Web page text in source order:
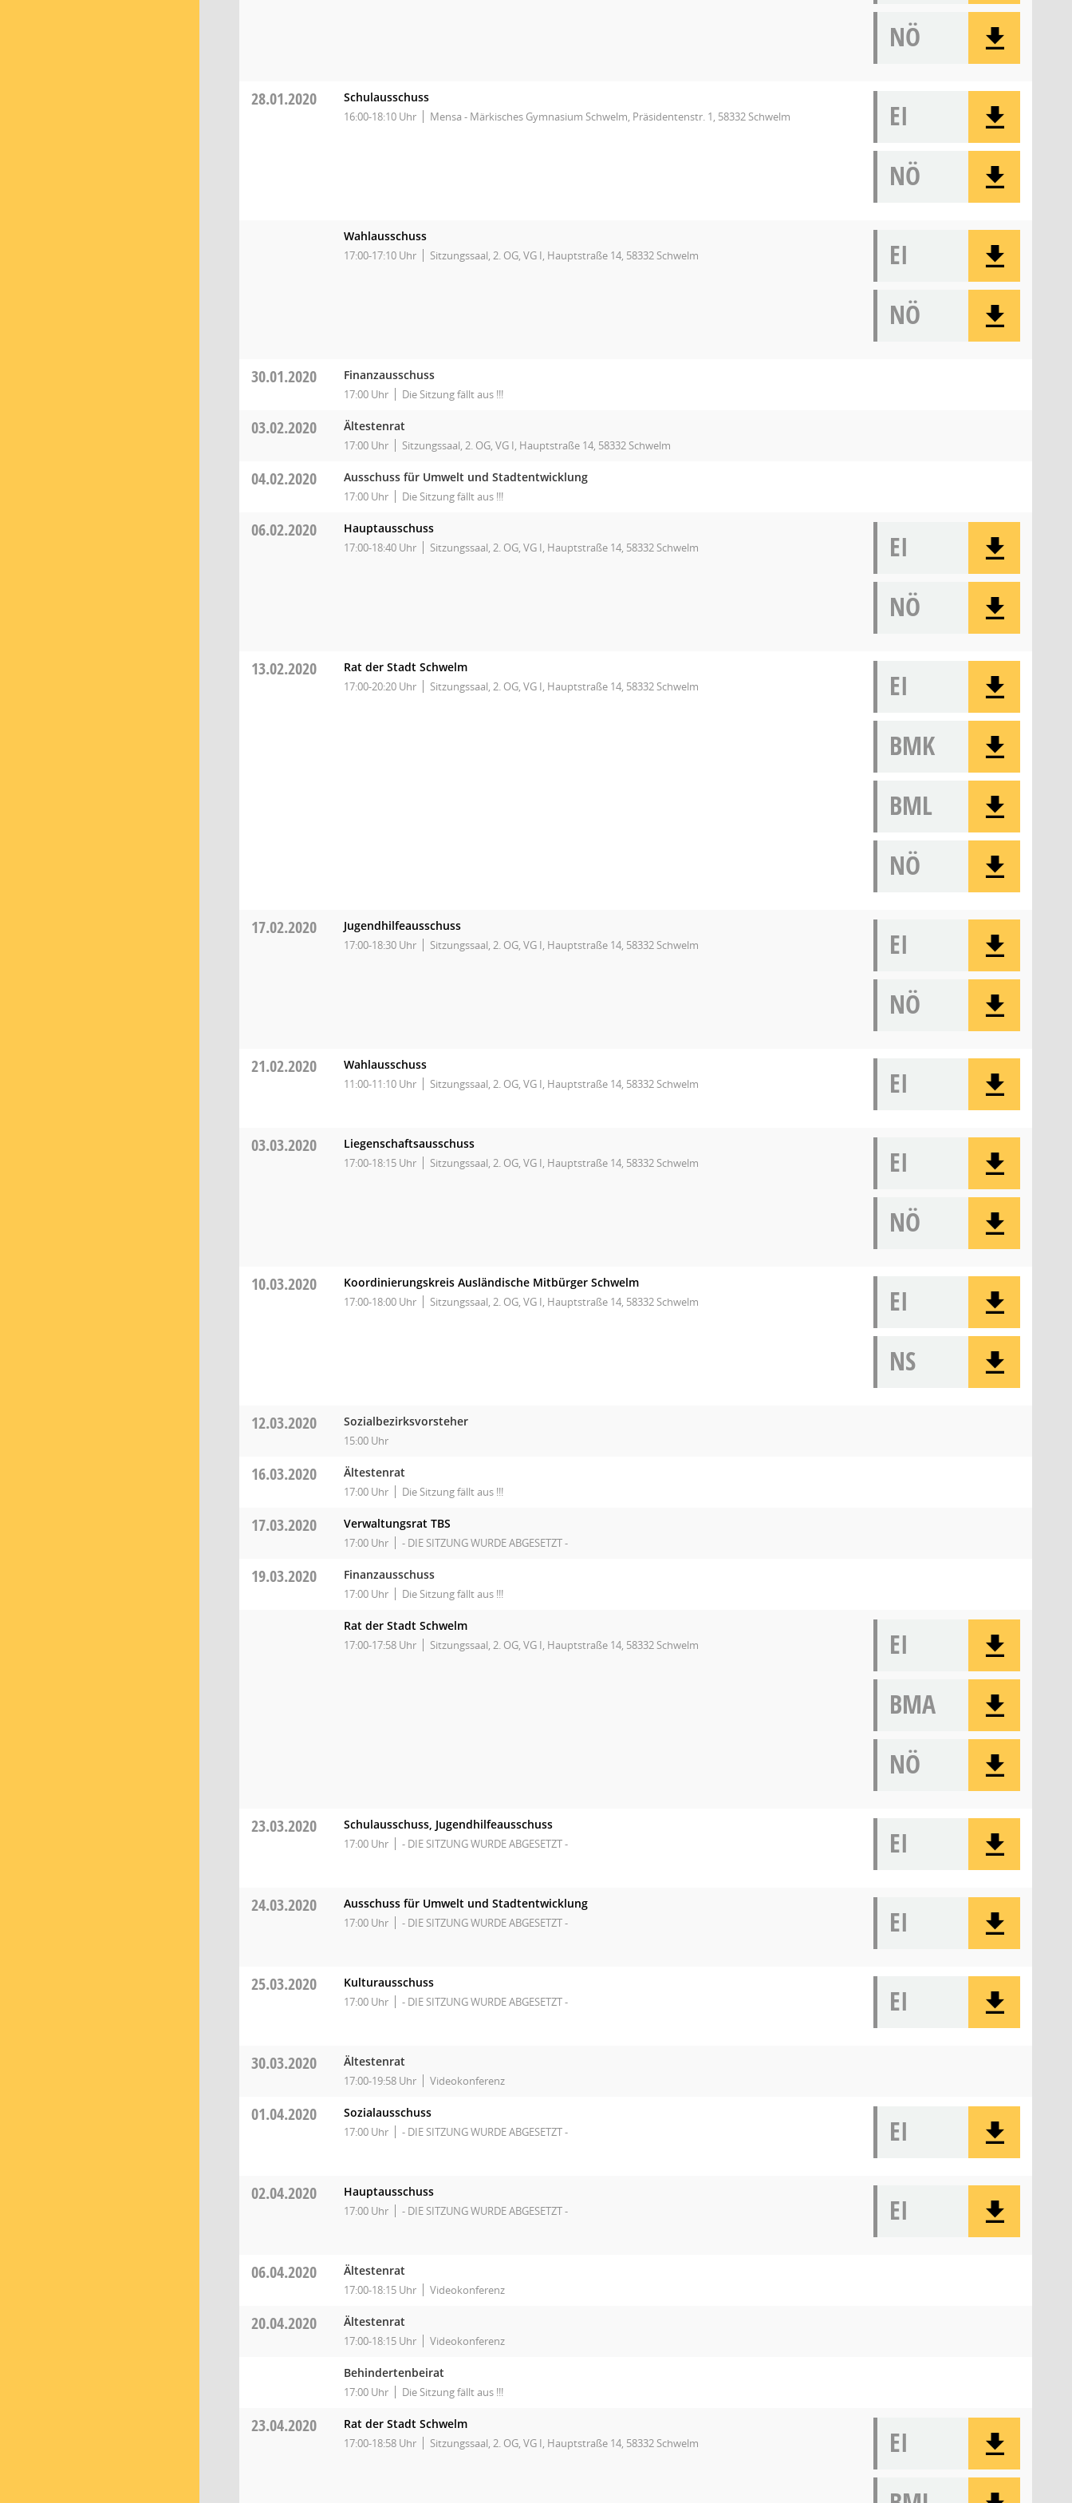
NÖ
28.01.2020 Schulausschuss
16:00-18:10 Uhr Mensa - Märkisches Gymnasium Schwelm, Präsidentenstr. 1, 58332 Schwelm
EI
NÖ
Wahlausschuss
17:00-17:10 Uhr Sitzungssaal, 2. OG, VG I, Hauptstraße 14, 58332 Schwelm
EI
NÖ
30.01.2020 Finanzausschuss
17:00 Uhr Die Sitzung fällt aus !!!
03.02.2020 Ältestenrat
17:00 Uhr Sitzungssaal, 2. OG, VG I, Hauptstraße 14, 58332 Schwelm
04.02.2020 Ausschuss für Umwelt und Stadtentwicklung
17:00 Uhr Die Sitzung fällt aus !!!
06.02.2020 Hauptausschuss
17:00-18:40 Uhr Sitzungssaal, 2. OG, VG I, Hauptstraße 14, 58332 Schwelm
EI
NÖ
13.02.2020 Rat der Stadt Schwelm
17:00-20:20 Uhr Sitzungssaal, 2. OG, VG I, Hauptstraße 14, 58332 Schwelm
EI
BMK
BML
NÖ
17.02.2020 Jugendhilfeausschuss
17:00-18:30 Uhr Sitzungssaal, 2. OG, VG I, Hauptstraße 14, 58332 Schwelm
EI
NÖ
21.02.2020 Wahlausschuss
11:00-11:10 Uhr Sitzungssaal, 2. OG, VG I, Hauptstraße 14, 58332 Schwelm EI
03.03.2020 Liegenschaftsausschuss
17:00-18:15 Uhr Sitzungssaal, 2. OG, VG I, Hauptstraße 14, 58332 Schwelm
EI
NÖ
10.03.2020 Koordinierungskreis Ausländische Mitbürger Schwelm
17:00-18:00 Uhr Sitzungssaal, 2. OG, VG I, Hauptstraße 14, 58332 Schwelm
EI
NS
12.03.2020 Sozialbezirksvorsteher
15:00 Uhr
16.03.2020 Ältestenrat
17:00 Uhr Die Sitzung fällt aus !!!
17.03.2020 Verwaltungsrat TBS
17:00 Uhr - DIE SITZUNG WURDE ABGESETZT -
19.03.2020 Finanzausschuss
17:00 Uhr Die Sitzung fällt aus !!!
Rat der Stadt Schwelm
17:00-17:58 Uhr Sitzungssaal, 2. OG, VG I, Hauptstraße 14, 58332 Schwelm
EI
BMA
NÖ
23.03.2020 Schulausschuss, Jugendhilfeausschuss
17:00 Uhr - DIE SITZUNG WURDE ABGESETZT - EI
24.03.2020 Ausschuss für Umwelt und Stadtentwicklung
17:00 Uhr - DIE SITZUNG WURDE ABGESETZT - EI
25.03.2020 Kulturausschuss
17:00 Uhr - DIE SITZUNG WURDE ABGESETZT - EI
30.03.2020 Ältestenrat
17:00-19:58 Uhr Videokonferenz
01.04.2020 Sozialausschuss
17:00 Uhr - DIE SITZUNG WURDE ABGESETZT - EI
02.04.2020 Hauptausschuss
17:00 Uhr - DIE SITZUNG WURDE ABGESETZT - EI
06.04.2020 Ältestenrat
17:00-18:15 Uhr Videokonferenz
20.04.2020 Ältestenrat
17:00-18:15 Uhr Videokonferenz
Behindertenbeirat
17:00 Uhr Die Sitzung fällt aus !!!
23.04.2020 Rat der Stadt Schwelm
17:00-18:58 Uhr Sitzungssaal, 2. OG, VG I, Hauptstraße 14, 58332 Schwelm
EI